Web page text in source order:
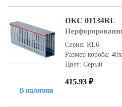
В наличии
DKC 01134RL
Серия: RL6
Размер короба:
Цвет: Серый
415.93 ₽